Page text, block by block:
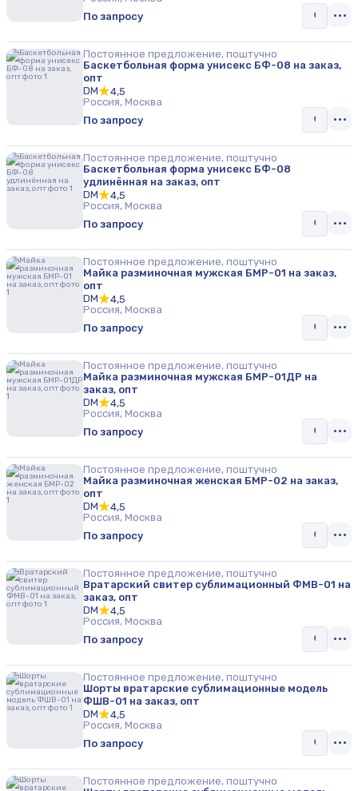
По запросу
Постоянное предложение, поштучно
Баскетбольная форма унисекс БФ-08 на заказ,
опт
DM
4,5
Россия, Москва
По запросу
Постоянное предложение, поштучно
Баскетбольная форма унисекс БФ-08
удлинённая на заказ, опт
DM
4,5
Россия, Москва
По запросу
Постоянное предложение, поштучно
Майка разминочная мужская БМР-01 на заказ,
опт
DM
4,5
Россия, Москва
По запросу
Постоянное предложение, поштучно
Майка разминочная мужская БМР-01ДР на
заказ, опт
DM
4,5
Россия, Москва
По запросу
Постоянное предложение, поштучно
Майка разминочная женская БМР-02 на заказ,
опт
DM
4,5
Россия, Москва
По запросу
Постоянное предложение, поштучно
Вратарский свитер сублимационный ФМВ-01 на
заказ, опт
DM
4,5
Россия, Москва
По запросу
Постоянное предложение, поштучно
Шорты вратарские сублимационные модель
ФШВ-01 на заказ, опт
DM
4,5
Россия, Москва
По запросу
Постоянное предложение, поштучно